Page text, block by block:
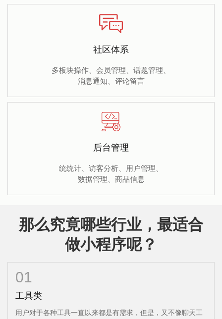
社区体系
多板块操作、会员管理、话题管理、
消息通知、评论留言
后台管理
统统计、访客分析、用户管理、
数据管理、商品信息
那么究竟哪些行业，最适合
做小程序呢？
01
工具类
用户对于各种工具一直以来都是有需求，但是，又不像聊天工